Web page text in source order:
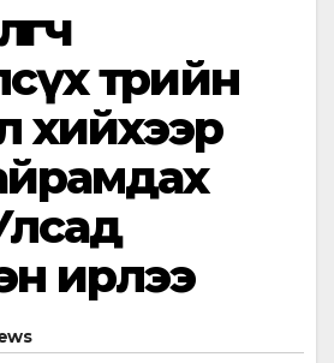
төрийн
хийхээр
ирлээ